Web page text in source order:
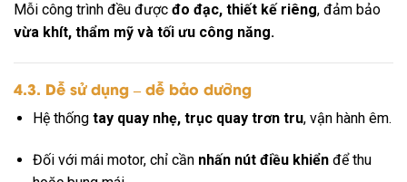
Mỗi công trình đều được đo đạc, thiết kế riêng, đảm bảo
vừa khít, thẩm mỹ và tối ưu công năng.
4.3. Dễ sử dụng – dễ bảo dưỡng
Hệ thống tay quay nhẹ, trục quay trơn tru, vận hành êm.
Đối với mái motor, chỉ cần nhấn nút điều khiểnđể thu